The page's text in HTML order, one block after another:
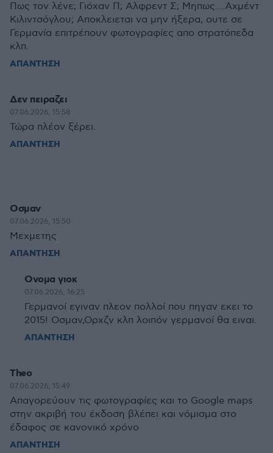
Πως τον λένε; Γιόχαν Π; Αλφρεντ Σ; Μηπως....Αχμέντ
Κιλιντσόγλου; Αποκλειεται να μην ήξερα, ουτε σε
Γερμανία επιτρέπουν φωτογραφίες απο στρατόπεδα
κλπ.
ΑΠΑΝΤΗΣΗ
Δεν πειραζει
07.06.2026, 15:58
Τώρα πλέον ξέρει.
ΑΠΑΝΤΗΣΗ
Οσμαν
07.06.2026, 15:50
Mεχμετης
ΑΠΑΝΤΗΣΗ
Ονομα γιοκ
07.06.2026, 16:25
Γερμανοί εγιναν πλεον πολλοί που πηγαν εκει το
2015! Οσμαν,Ορχζν κλπ λοιπόν γερμανοί θα ειναι.
ΑΠΑΝΤΗΣΗ
Theo
07.06.2026, 15:49
Απαγορεύουν τις φωτογραφίες και το Google maps
στην ακριβή του έκδοση βλέπει και νόμισμα στο
έδαφος σε κανονικό χρόνο
ΑΠΑΝΤΗΣΗ